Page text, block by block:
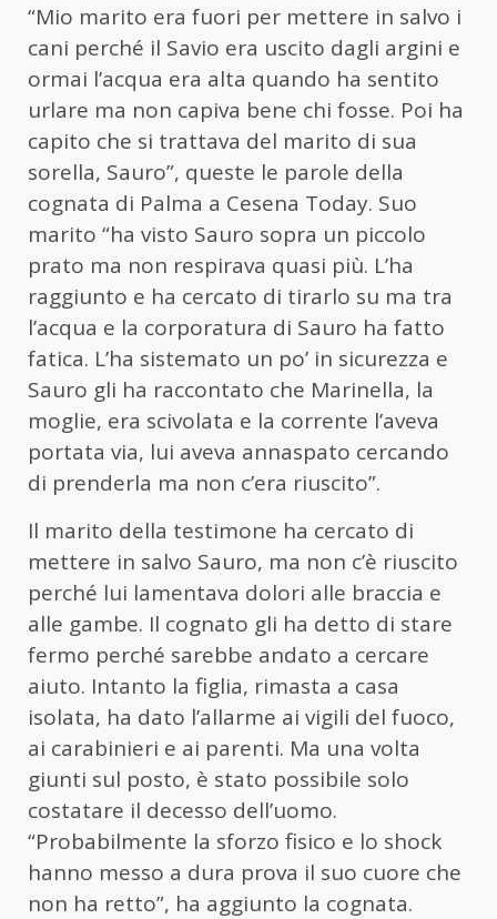
“Mio marito era fuori per mettere in salvo i
cani perché il Savio era uscito dagli argini e
ormai l’acqua era alta quando ha sentito
urlare ma non capiva bene chi fosse. Poi ha
capito che si trattava del marito di sua
sorella, Sauro”, queste le parole della
cognata di Palma a Cesena Today. Suo
marito “ha visto Sauro sopra un piccolo
prato ma non respirava quasi più. L’ha
raggiunto e ha cercato di tirarlo su ma tra
l’acqua e la corporatura di Sauro ha fatto
fatica. L’ha sistemato un po’ in sicurezza e
Sauro gli ha raccontato che Marinella, la
moglie, era scivolata e la corrente l’aveva
portata via, lui aveva annaspato cercando
di prenderla ma non c’era riuscito”.
Il marito della testimone ha cercato di
mettere in salvo Sauro, ma non c’è riuscito
perché lui lamentava dolori alle braccia e
alle gambe. Il cognato gli ha detto di stare
fermo perché sarebbe andato a cercare
aiuto. Intanto la figlia, rimasta a casa
isolata, ha dato l’allarme ai vigili del fuoco,
ai carabinieri e ai parenti. Ma una volta
giunti sul posto, è stato possibile solo
costatare il decesso dell’uomo.
“Probabilmente la sforzo fisico e lo shock
hanno messo a dura prova il suo cuore che
non ha retto”, ha aggiunto la cognata.